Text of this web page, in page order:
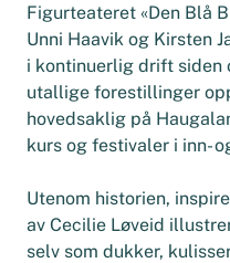
Figurteateret «Den Blå
Unni Haavik og Kirsten
i kontinuerlig drift siden
utallige forestillinger
hovedsaklig på
kurs og festivaler i inn-
Utenom historien,
av Cecilie Løveid
selv som dukker,